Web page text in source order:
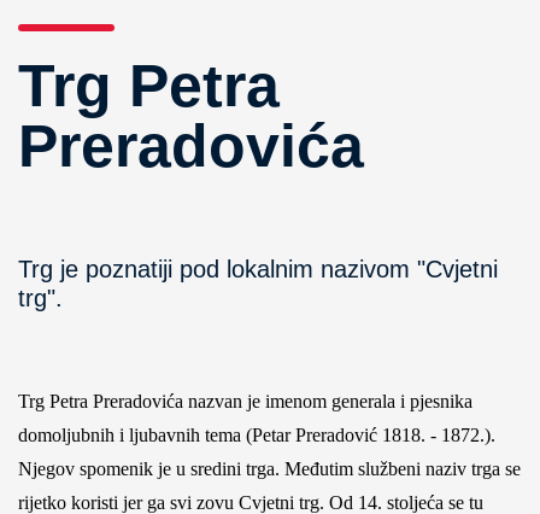
Trg Petra
Preradovića
Trg je poznatiji pod lokalnim nazivom "Cvjetni
trg".
Trg Petra Preradovića nazvan je imenom generala i pjesnika
domoljubnih i ljubavnih tema (Petar Preradović 1818. - 1872.).
Njegov spomenik je u sredini trga. Međutim službeni naziv trga se
rijetko koristi jer ga svi zovu Cvjetni trg. Od 14. stoljeća se tu